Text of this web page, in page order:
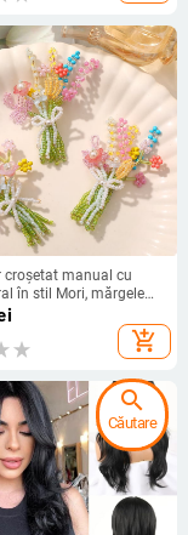
croșetat manual cu
în stil Mori, mărgele
2024
add_shopping_cart
search
Căutare